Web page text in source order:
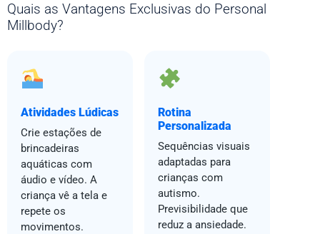
Quais as Vantagens Exclusivas do Personal
Millbody?
Atividades Lúdicas
Crie estações de
brincadeiras
aquáticas com
áudio e vídeo. A
criança vê a tela e
repete os
movimentos.
Rotina
Personalizada
Sequências visuais
adaptadas para
crianças com
autismo.
Previsibilidade que
reduz a ansiedade.